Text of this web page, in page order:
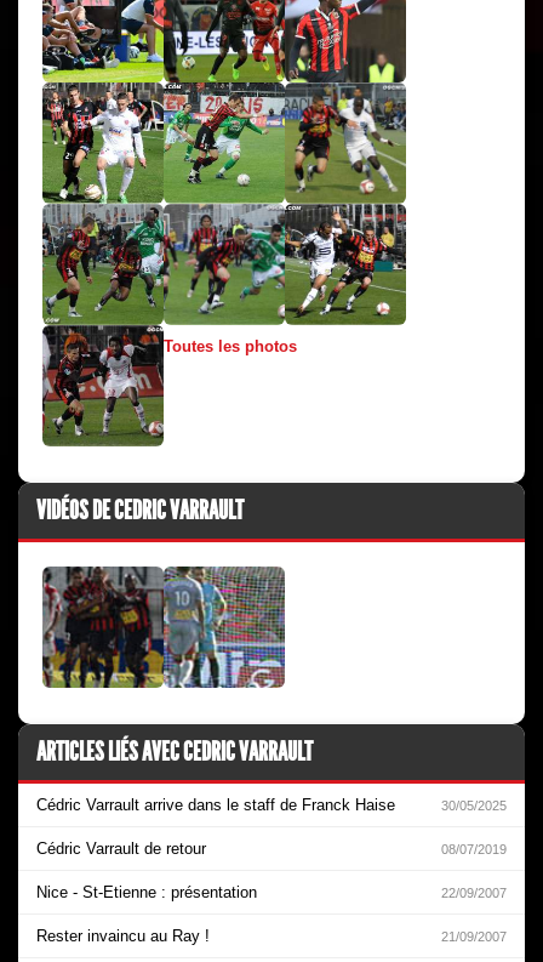
Toutes les photos
VIDÉOS DE CEDRIC VARRAULT
ARTICLES LIÉS AVEC CEDRIC VARRAULT
Cédric Varrault arrive dans le staff de Franck Haise 30/05/2025
Cédric Varrault de retour 08/07/2019
Nice - St-Etienne : présentation 22/09/2007
Rester invaincu au Ray ! 21/09/2007